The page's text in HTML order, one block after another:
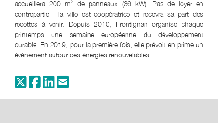
accueillera 200 m2
de panneaux (36 kW). Pas de loyer en
contrepartie : la ville est coopératrice et recevra sa part des
recettes à venir. Depuis 2010, Frontignan organise chaque
printemps une semaine européenne du développement
durable. En 2019, pour la première fois, elle prévoit en prime un
événement autour des énergies renouvelables.